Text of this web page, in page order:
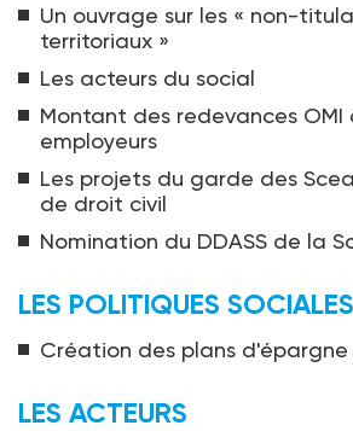
Un ouvrage sur les « non-
territoriaux »
Les acteurs du social
Montant des redevances OMI
employeurs
Les projets du garde des
de droit civil
Nomination du DDASS de la
LES POLITIQUES SOCIALES
Création des plans
LES ACTEURS